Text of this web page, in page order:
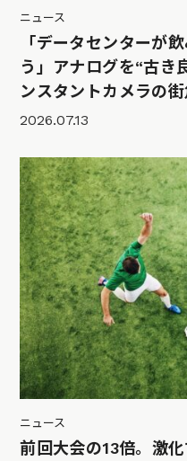
ニュース
「データセンターが
う」アナログを“古き
ンスタントカメラの
2026.07.13
ニュース
前回大会の13倍。激